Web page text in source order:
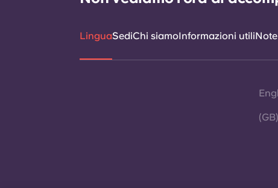
LinguaSediChi siamoInformazioni utili
(GB)